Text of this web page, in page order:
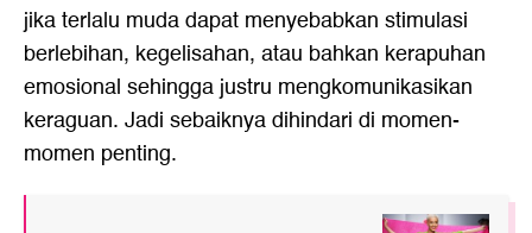
jika terlalu muda dapat menyebabkan stimulasi
berlebihan, kegelisahan, atau bahkan kerapuhan
emosional sehingga justru mengkomunikasikan
keraguan. Jadi sebaiknya dihindari di momen-
momen penting.